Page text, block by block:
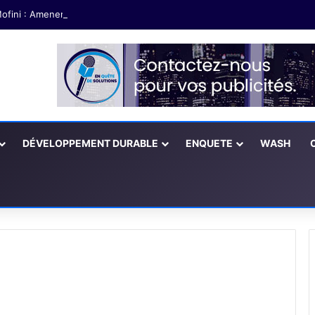
: Amener les partenaires à soutenir les exploitations agricoles
DÉVELOPPEMENT DURABLE ENQUETE WASH